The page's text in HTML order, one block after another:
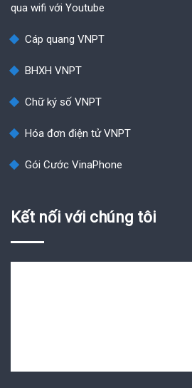
qua wifi với Youtube
Cáp quang VNPT
BHXH VNPT
Chữ ký số VNPT
Hóa đơn điện tử VNPT
Gói Cước VinaPhone
Kết nối với chúng tôi